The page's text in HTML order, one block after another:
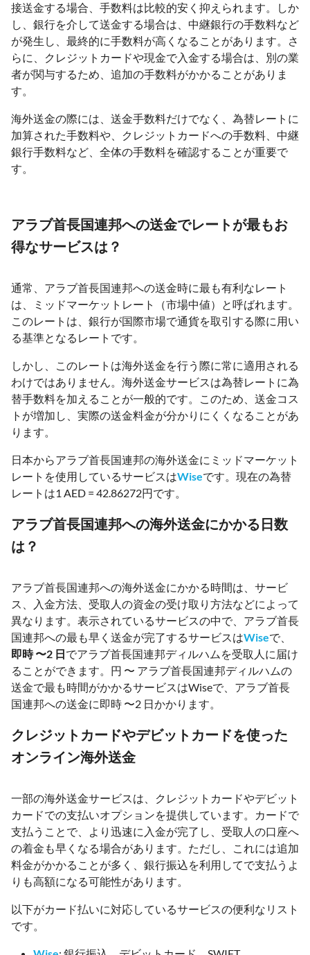
接送金する場合、手数料は比較的安く抑えられます。しか
し、銀行を介して送金する場合は、中継銀行の手数料など
が発生し、最終的に手数料が高くなることがあります。さ
らに、クレジットカードや現金で入金する場合は、別の業
者が関与するため、追加の手数料がかかることがありま
す。
海外送金の際には、送金手数料だけでなく、為替レートに
加算された手数料や、クレジットカードへの手数料、中継
銀行手数料など、全体の手数料を確認することが重要で
す。
アラブ首長国連邦への送金でレートが最もお
得なサービスは？
通常、アラブ首長国連邦への送金時に最も有利なレート
は、ミッドマーケットレート（市場中値）と呼ばれます。
このレートは、銀行が国際市場で通貨を取引する際に用い
る基準となるレートです。
しかし、このレートは海外送金を行う際に常に適用される
わけではありません。海外送金サービスは為替レートに為
替手数料を加えることが一般的です。このため、送金コス
トが増加し、実際の送金料金が分かりにくくなることがあ
ります。
日本からアラブ首長国連邦の海外送金にミッドマーケット
レートを使用しているサービスはWiseです。現在の為替
レートは1 AED = 42.86272円です。
アラブ首長国連邦への海外送金にかかる日数
は？
アラブ首長国連邦への海外送金にかかる時間は、サービ
ス、入金方法、受取人の資金の受け取り方法などによって
異なります。表示されているサービスの中で、アラブ首長
国連邦への最も早く送金が完了するサービスはWiseで、
即時 〜2 日でアラブ首長国連邦ディルハムを受取人に届け
ることができます。円 〜 アラブ首長国連邦ディルハムの
送金で最も時間がかかるサービスはWiseで、アラブ首長
国連邦への送金に即時 〜2 日かかります。
クレジットカードやデビットカードを使った
オンライン海外送金
一部の海外送金サービスは、クレジットカードやデビット
カードでの支払いオプションを提供しています。カードで
支払うことで、より迅速に入金が完了し、受取人の口座へ
の着金も早くなる場合があります。ただし、これには追加
料金がかかることが多く、銀行振込を利用してで支払うよ
りも高額になる可能性があります。
以下がカード払いに対応しているサービスの便利なリスト
です。